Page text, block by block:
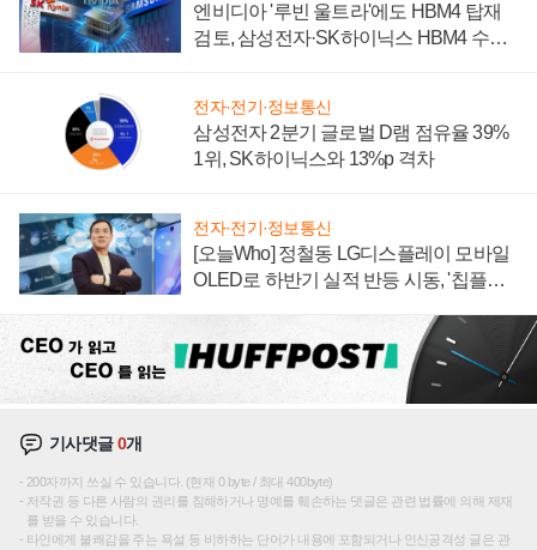
엔비디아 '루빈 울트라'에도 HBM4 탑재
검토, 삼성전자·SK하이닉스 HBM4 수율
전자·전기·정보통신
삼성전자 2분기 글로벌 D램 점유율 39%
1위, SK하이닉스와 13%p 격차
전자·전기·정보통신
[오늘Who] 정철동 LG디스플레이 모바일
OLED로 하반기 실적 반등 시동, '칩플레
기사댓글0개
200자까지 쓰실 수 있습니다. (현재 0 byte / 최대 400byte)
저작권 등 다른 사람의 권리를 침해하거나 명예를 훼손하는 댓글은 관련 법률에 의해 제재
를 받을 수 있습니다.
타인에게 불쾌감을 주는 욕설 등 비하하는 단어가 내용에 포함되거나 인신공격성 글은 관